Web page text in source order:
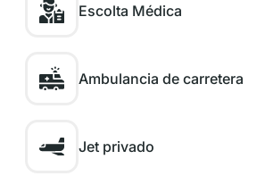
Escolta Médica
Ambulancia de carretera
Jet privado